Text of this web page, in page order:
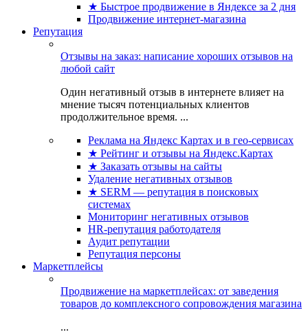
★ Быстрое продвижение в Яндексе за 2 дня
Продвижение интернет-магазина
Репутация
Отзывы на заказ: написание хороших отзывов на
любой сайт
Один негативный отзыв в интернете влияет на
мнение тысяч потенциальных клиентов
продолжительное время. ...
Реклама на Яндекс Картах и в гео-сервисах
★ Рейтинг и отзывы на Яндекс.Картах
★ Заказать отзывы на сайты
Удаление негативных отзывов
★ SERM — репутация в поисковых
системах
Мониторинг негативных отзывов
HR-репутация работодателя
Аудит репутации
Репутация персоны
Маркетплейсы
Продвижение на маркетплейсах: от заведения
товаров до комплексного сопровождения магазина
...